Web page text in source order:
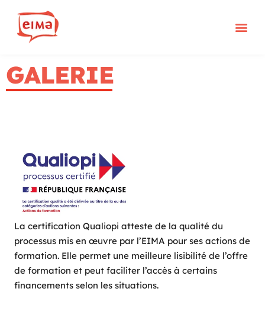
contenu
GALERIE
La certification Qualiopi atteste de la qualité du
processus mis en œuvre par l’EIMA pour ses actions de
formation. Elle permet une meilleure lisibilité de l’offre
de formation et peut faciliter l’accès à certains
financements selon les situations.